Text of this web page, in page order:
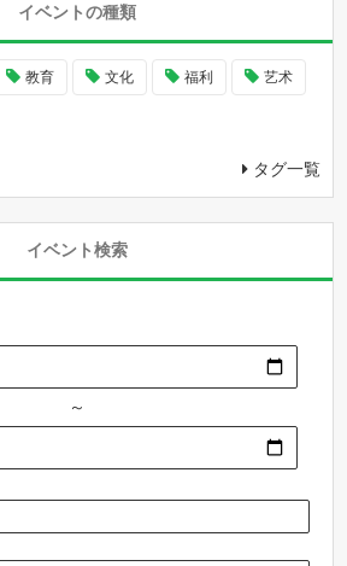
イベントの種類
教育 文化 福利 艺术
タグ一覧
イベント検索
～